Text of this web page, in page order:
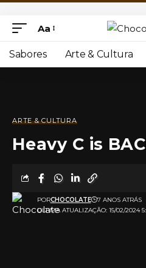
Aa
Sabores Arte & Cultura
ARTE & CULTURA
Heavy C is
ULTIMA ATUALIZAÇÃO: 15/02/2024
PORCHOCOLATE 7 ANOS ATRÁS